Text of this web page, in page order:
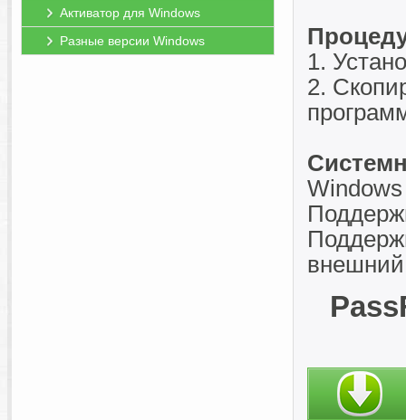
Активатор для Windows
Разные версии Windows
1.
2.